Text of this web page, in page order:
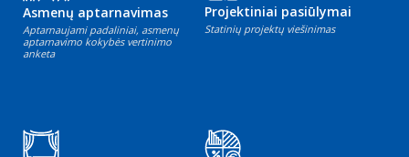
Asmenų aptarnavimas
Aptarnaujami padaliniai, asmenų
aptarnavimo kokybės vertinimo
anketa
Projektiniai pasiūlymai
Statinių projektų viešinimas